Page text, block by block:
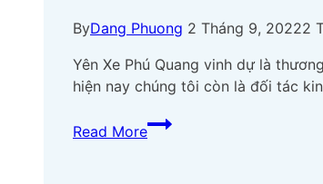
ByDang Phuong 2 Tháng 9, 20222
Yên Xe Phú Quang vinh dự là
hiện nay chúng tôi còn là đối tác
Read More
Công
nghệ